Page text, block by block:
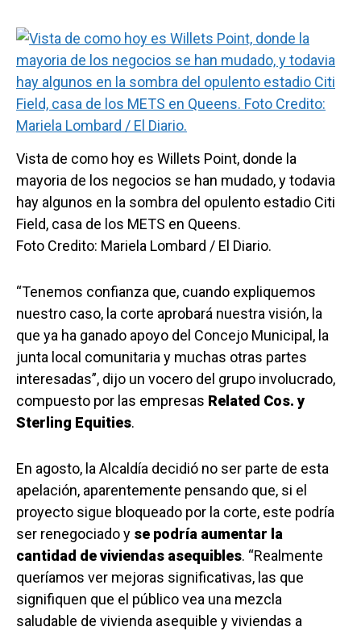
Vista de como hoy es Willets Point, donde la
mayoria de los negocios se han mudado, y todavia
hay algunos en la sombra del opulento estadio Citi
Field, casa de los METS en Queens.
Foto Credito: Mariela Lombard / El Diario.
“Tenemos confianza que, cuando expliquemos
nuestro caso, la corte aprobará nuestra visión, la
que ya ha ganado apoyo del Concejo Municipal, la
junta local comunitaria y muchas otras partes
interesadas”, dijo un vocero del grupo involucrado,
compuesto por las empresas Related Cos. y
Sterling Equities.
En agosto, la Alcaldía decidió no ser parte de esta
apelación, aparentemente pensando que, si el
proyecto sigue bloqueado por la corte, este podría
ser renegociado y se podría aumentar la
cantidad de viviendas asequibles. “Realmente
queríamos ver mejoras significativas, las que
signifiquen que el público vea una mezcla
saludable de vivienda asequible y viviendas a